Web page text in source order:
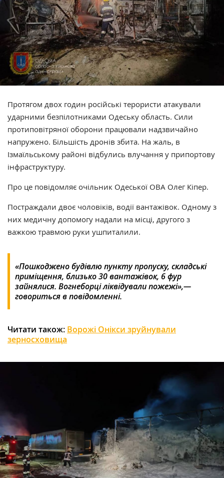
Протягом двох годин російські терористи атакували
ударними безпілотниками Одеську область. Сили
протиповітряної оборони працювали надзвичайно
напружено. Більшість дронів збита. На жаль, в
Ізмаїльському районі відбулись влучання у припортову
інфраструктуру.
Про це повідомляє очільник Одеської ОВА Олег Кіпер.
Постраждали двоє чоловіків, водії вантажівок. Одному з
них медичну допомогу надали на місці, другого з
важкою травмою руки ушпиталили.
«Пошкоджено будівлю пункту пропуску, складські
приміщення, близько 30 вантажівок, 6 фур
зайнялися. Вогнеборці ліквідували пожежі»,—
говориться в повідомленні.
Читати також: Ворожі Онікси зруйнували
зерносховища